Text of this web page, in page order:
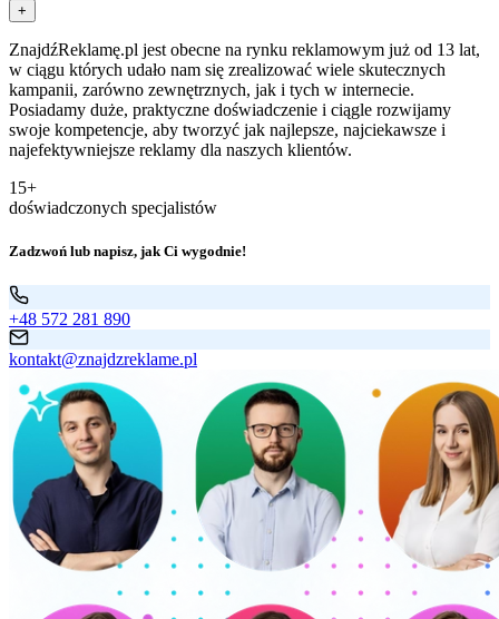
+
ZnajdźReklamę.pl jest obecne na rynku reklamowym już od 13 lat,
w ciągu których udało nam się zrealizować wiele skutecznych
kampanii, zarówno zewnętrznych, jak i tych w internecie.
Posiadamy duże, praktyczne doświadczenie i ciągle rozwijamy
swoje kompetencje, aby tworzyć jak najlepsze, najciekawsze i
najefektywniejsze reklamy dla naszych klientów.
15+
doświadczonych specjalistów
Zadzwoń lub napisz, jak Ci wygodnie!
+48 572 281 890
kontakt@znajdzreklame.pl